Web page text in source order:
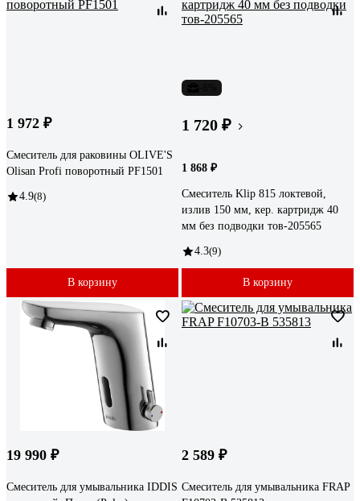
1 972 ₽
Смеситель для раковины OLIVE'S
Olisan Profi поворотный PF1501
4.9(8)
В корзину
1 720 ₽
1 868 ₽
Смеситель Klip 815 локтевой,
излив 150 мм, кер. картридж 40
мм без подводки тов-205565
4.3(9)
В корзину
19 990 ₽
Смеситель для умывальника IDDIS
2 589 ₽
Смеситель для умывальника FRAP